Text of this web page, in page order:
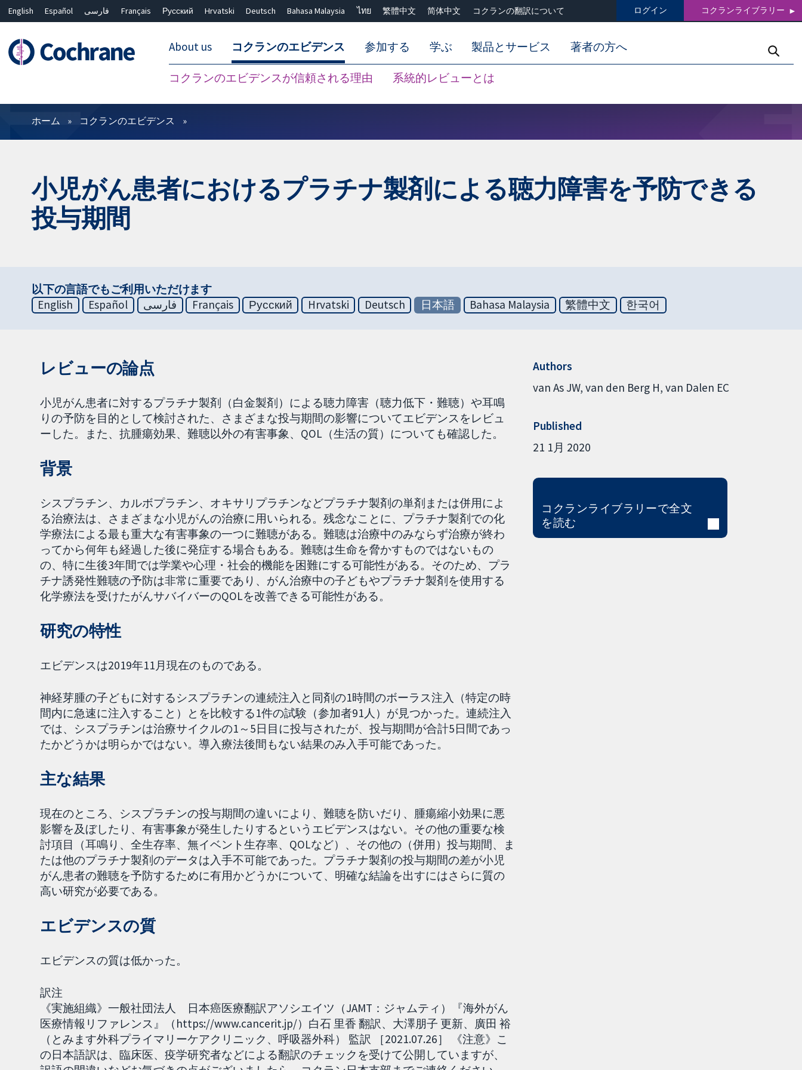
English Español فارسی Français Русский Hrvatski Deutsch Bahasa Malaysia ไทย 繁體中文 简体中文 コクランの翻訳について ログイン コクランライブラリー
About us コクランのエビデンス
コクランのエビデンスが信頼される理由 系統的レビューとは
参加する 学ぶ 製品とサービス 著者の方へ
フィルター
ホーム コクランのエビデンス
小児がん患者におけるプラチナ製剤による聴力障害を予防できる
投与期間
以下の言語でもご利用いただけます
English
Español فارسی Français Русский Hrvatski Deutsch 日本語 Bahasa Malaysia 繁體中文 한국어
レビューの論点
小児がん患者に対するプラチナ製剤（白金製剤）による聴力障害（聴力低下・難聴）や耳鳴
りの予防を目的として検討された、さまざまな投与期間の影響についてエビデンスをレビュ
ーした。また、抗腫瘍効果、難聴以外の有害事象、QOL（生活の質）についても確認した。
背景
シスプラチン、カルボプラチン、オキサリプラチンなどプラチナ製剤の単剤または併用によ
る治療法は、さまざまな小児がんの治療に用いられる。残念なことに、プラチナ製剤での化
学療法による最も重大な有害事象の一つに難聴がある。難聴は治療中のみならず治療が終わ
ってから何年も経過した後に発症する場合もある。難聴は生命を脅かすものではないもの
の、特に生後3年間では学業や心理・社会的機能を困難にする可能性がある。そのため、プラ
チナ誘発性難聴の予防は非常に重要であり、がん治療中の子どもやプラチナ製剤を使用する
化学療法を受けたがんサバイバーのQOLを改善できる可能性がある。
研究の特性
エビデンスは2019年11月現在のものである。
神経芽腫の子どもに対するシスプラチンの連続注入と同剤の1時間のボーラス注入（特定の時
間内に急速に注入すること）とを比較する1件の試験（参加者91人）が見つかった。連続注入
では、シスプラチンは治療サイクルの1～5日目に投与されたが、投与期間が合計5日間であっ
たかどうかは明らかではない。導入療法後間もない結果のみ入手可能であった。
主な結果
現在のところ、シスプラチンの投与期間の違いにより、難聴を防いだり、腫瘍縮小効果に悪
影響を及ぼしたり、有害事象が発生したりするというエビデンスはない。その他の重要な検
討項目（耳鳴り、全生存率、無イベント生存率、QOLなど）、その他の（併用）投与期間、ま
たは他のプラチナ製剤のデータは入手不可能であった。プラチナ製剤の投与期間の差が小児
がん患者の難聴を予防するために有用かどうかについて、明確な結論を出すにはさらに質の
高い研究が必要である。
エビデンスの質
エビデンスの質は低かった。
訳注
《実施組織》一般社団法人 日本癌医療翻訳アソシエイツ（JAMT：ジャムティ）『海外がん
医療情報リファレンス』（https://www.cancerit.jp/）白石 里香 翻訳、大澤朋子 更新、廣田 裕
（とみます外科プライマリーケアクリニック、呼吸器外科） 監訳 ［2021.07.26］ 《注意》こ
の日本語訳は、臨床医、疫学研究者などによる翻訳のチェックを受けて公開していますが、
Authors
van As JW van den Berg H van Dalen EC
Published
21 1月 2020
コクランライブラリーで全文
を読む